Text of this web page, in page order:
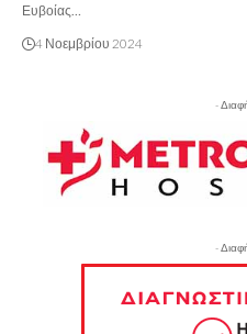
Ευβοίας…
4 Νοεμβρίου 2024
-
-